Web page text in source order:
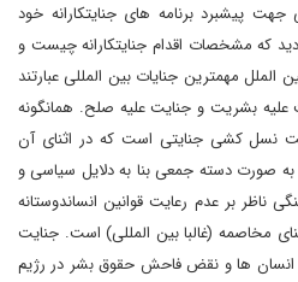
پیشبرد برنامه های جنایتکارانه خود
که مشخصات اقدام جنایتکارانه چیست و
مهمترین جنایات بین المللی عبارتند
بشریت و جنایت علیه صلح. همانگونه
نسل کشی جنایتی است که در اثنای آن
به صورت دسته جمعی بنا به دلایل سیاسی و
ناظر بر عدم رعایت قوانین انساندوستانه
مخاصمه (غالبا بین المللی) است. جنایت
انسان ها و نقض فاحش حقوق بشر در رژیم